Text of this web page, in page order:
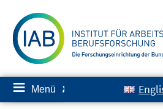
zum
Inhalt
≡ Menü ✘